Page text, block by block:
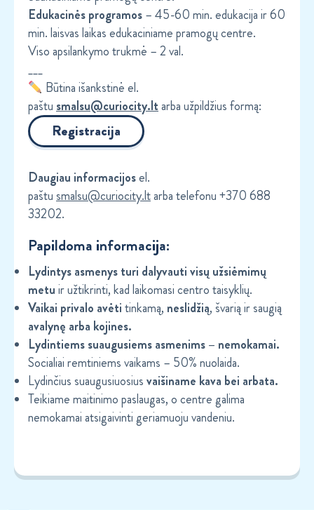
Edukacinės programos– 45-60 min. edukacija ir 60
min. laisvas laikas edukaciniame pramogų centre.
Viso apsilankymo trukmė – 2 val.
___
Būtina išankstinė el.
paštu smalsu@curiocity.ltarba užpildžius formą:
Registracija
Daugiau informacijosel.
paštu smalsu@curiocity.ltarba telefonu +370 688
33202.
Papildoma informacija:
Lydintys asmenys turi dalyvauti visų užsiėmimų
metuir užtikrinti, kad laikomasi centro taisyklių.
Vaikai privalo avėtitinkamą, neslidžią, švarią ir saugią
avalynę arba kojines.
Lydintiems suaugusiems asmenims – nemokamai.
Socialiai remtiniems vaikams – 50% nuolaida.
Lydinčius suaugusiuosiusvaišiname kava bei arbata.
Teikiame maitinimo paslaugas, o centre galima
nemokamai atsigaivinti geriamuoju vandeniu.